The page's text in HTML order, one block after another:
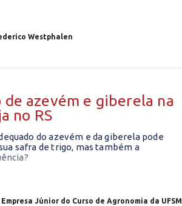
Westphalen
azevém e giberela na
no RS
do azevém e da giberela pode
safra de trigo, mas também a
Júnior do Curso de Agronomia da UFSM